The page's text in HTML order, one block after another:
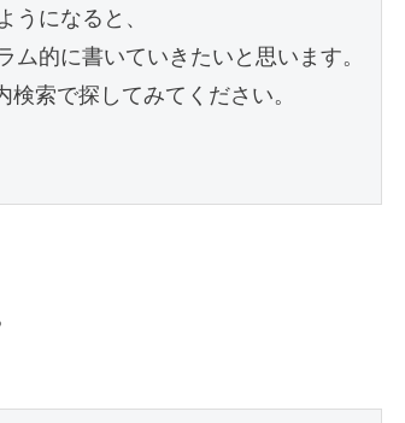
になると、
的に書いていきたいと思います。
索で探してみてください。